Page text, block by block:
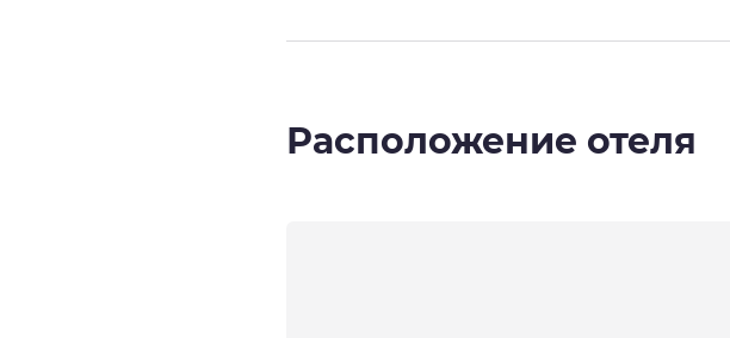
Расположение отеля